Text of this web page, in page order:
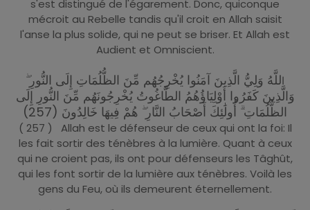
s'est distingué de l'égarement. Donc, quiconque
mécroit au Rebelle tandis qu'il croit en Allah saisit
l'anse la plus solide, qui ne peut se briser. Et Allah est
Audient et Omniscient.
اللَّهُ وَلِيُّ الَّذِينَ آمَنُوا يُخْرِجُهُم مِّنَ الظُّلُمَاتِ إِلَى النُّورِ ۖ
وَالَّذِينَ كَفَرُوا أَوْلِيَاؤُهُمُ الطَّاغُوتُ يُخْرِجُونَهُم مِّنَ النُّورِ إِلَى
الظُّلُمَاتِ ۗ أُولَٰئِكَ أَصْحَابُ النَّارِ ۖ هُمْ فِيهَا خَالِدُونَ (257)
( 257 ) Allah est le défenseur de ceux qui ont la foi: Il
les fait sortir des ténèbres à la lumière. Quant à ceux
qui ne croient pas, ils ont pour défenseurs les Tâghût,
qui les font sortir de la lumière aux ténèbres. Voilà les
gens du Feu, où ils demeurent éternellement.